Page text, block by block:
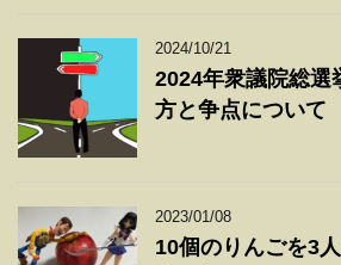
2024/10/21
2024年衆議院総選
方と争点について
2023/01/08
10個のりんごを3